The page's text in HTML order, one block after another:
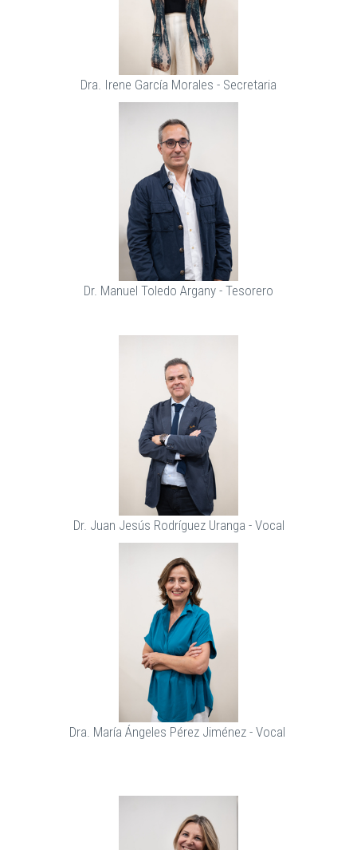
Dra. Irene García Morales - Secretaria
Dr. Manuel Toledo Argany - Tesorero
Dr. Juan Jesús Rodríguez Uranga - Vocal
Dra. María Ángeles Pérez Jiménez - Vocal